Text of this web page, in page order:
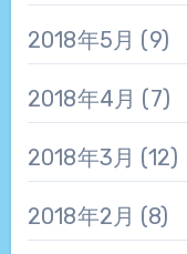
2018年5月 (9)
2018年4月 (7)
2018年3月 (12)
2018年2月 (8)